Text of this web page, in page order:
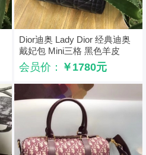
Dior迪奥 Lady Dior 经典迪奥
戴妃包 Mini三格 黑色羊皮
Dior链条包 银扣
会员价： ￥1780元